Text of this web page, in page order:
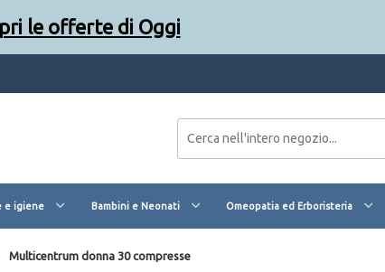
e igiene Bambini e Neonati Omeopatia ed Erboristeria
Multicentrum donna 30 compresse
le offerte di Oggi